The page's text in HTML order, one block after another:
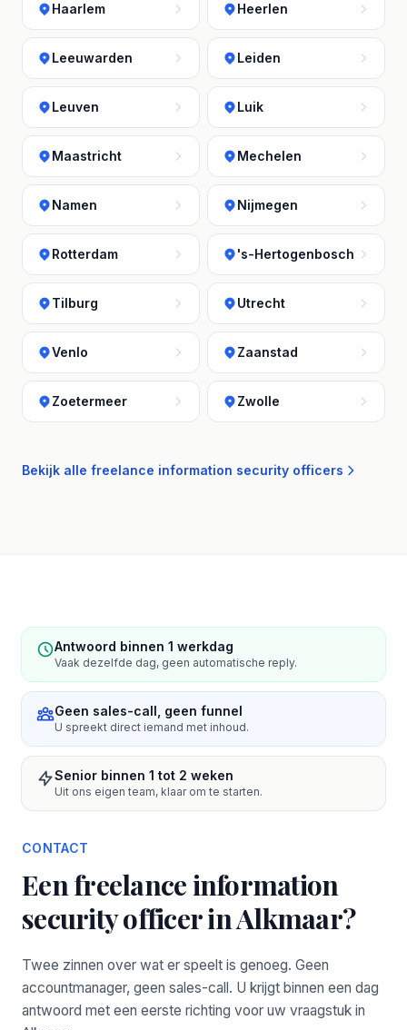
Haarlem Heerlen
Leeuwarden Leiden
Leuven Luik
Maastricht Mechelen
Namen Nijmegen
Rotterdam 's-Hertogenbosch
Tilburg Utrecht
Venlo Zaanstad
Zoetermeer Zwolle
Bekijk alle freelance information security officers
Antwoord binnen 1 werkdag
Vaak dezelfde dag, geen automatische reply.
Geen sales-call, geen funnel
U spreekt direct iemand met inhoud.
Senior binnen 1 tot 2 weken
Uit ons eigen team, klaar om te starten.
CONTACT
Een freelance information
security officer in Alkmaar?
Twee zinnen over wat er speelt is genoeg. Geen
accountmanager, geen sales-call. U krijgt binnen een dag
antwoord met een eerste richting voor uw vraagstuk in